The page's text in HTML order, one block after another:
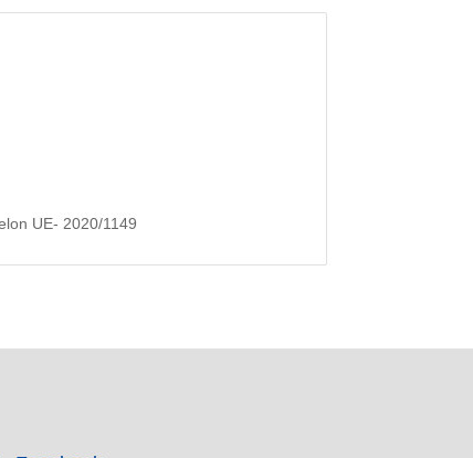
UE- 2020/1149